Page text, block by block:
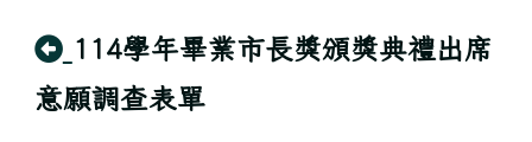
回上頁
114學年畢業市長獎頒獎典禮出席
意願調查表單